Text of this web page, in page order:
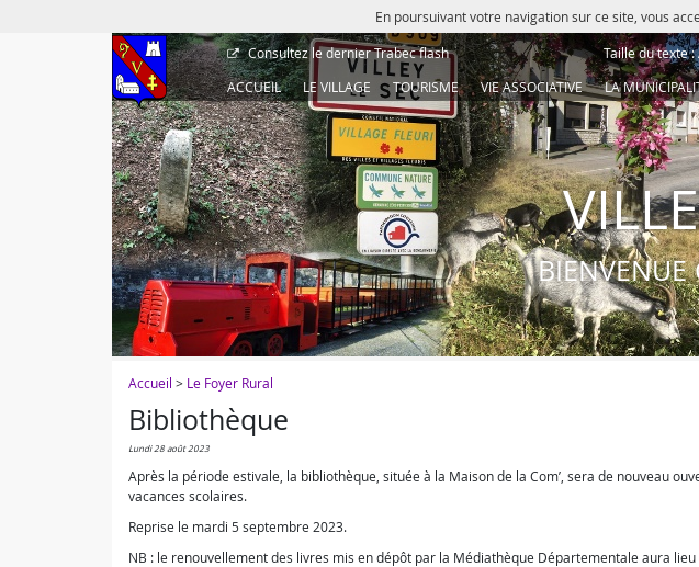
En poursuivant votre navigation sur ce site, vous
Consultez le dernierTrabec flash Taille du texte :
ACCUEIL
LE VILLAGE TOURISME VIE ASSOCIATIVE LA
BIENVENUE
Accueil > Le Foyer Rural
Bibliothèque
lundi 28 août 2023
Après la période estivale, la bibliothèque, située à la Maison de la Com’, sera de nouveau
vacances scolaires.
Reprise le mardi 5 septembre 2023.
NB : le renouvellement des livres mis en dépôt par la Médiathèque Départementale aura